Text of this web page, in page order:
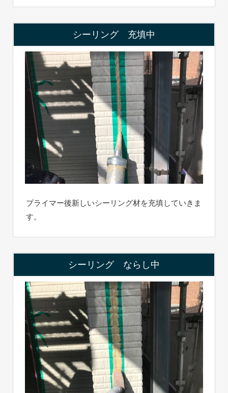
シーリング 充填中
プライマー後新しいシーリング材を充填していきま
す。
シーリング ならし中